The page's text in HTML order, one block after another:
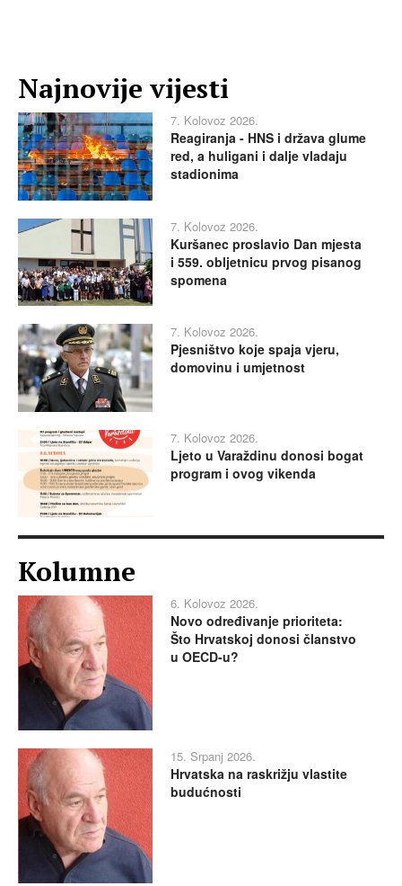
Najnovije vijesti
7. Kolovoz 2026.
Reagiranja - HNS i država glume
red, a huligani i dalje vladaju
stadionima
7. Kolovoz 2026.
Kuršanec proslavio Dan mjesta
i 559. obljetnicu prvog pisanog
spomena
7. Kolovoz 2026.
Pjesništvo koje spaja vjeru,
domovinu i umjetnost
7. Kolovoz 2026.
Ljeto u Varaždinu donosi bogat
program i ovog vikenda
Kolumne
6. Kolovoz 2026.
Novo određivanje prioriteta:
Što Hrvatskoj donosi članstvo
u OECD-u?
15. Srpanj 2026.
Hrvatska na raskrižju vlastite
budućnosti